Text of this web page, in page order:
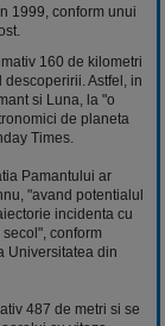
1999, conform unui
160 de kilometri
Astfel, in
si Luna, la "o
de planeta
Times.
Pamantului ar
"avand potentialul
incidenta cu
conform
Universitatea din
487 de metri si se